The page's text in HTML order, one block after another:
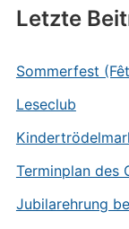
Letzte
Sommerfest
Leseclub
Terminplan des
Jubilarehrung